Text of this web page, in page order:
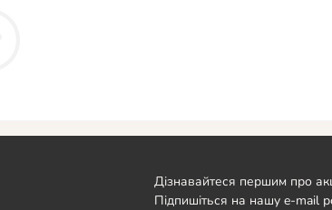
Дізнавайтеся першим про
Підпишіться на нашу e-mail